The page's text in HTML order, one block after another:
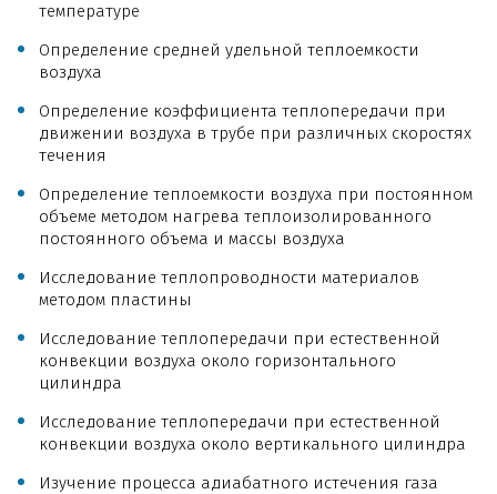
температуре
Определение средней удельной теплоемкости
воздуха
Определение коэффициента теплопередачи при
движении воздуха в трубе при различных скоростях
течения
Определение теплоемкости воздуха при постоянном
объеме методом нагрева теплоизолированного
постоянного объема и массы воздуха
Исследование теплопроводности материалов
методом пластины
Исследование теплопередачи при естественной
конвекции воздуха около горизонтального
цилиндра
Исследование теплопередачи при естественной
конвекции воздуха около вертикального цилиндра
Изучение процесса адиабатного истечения газа